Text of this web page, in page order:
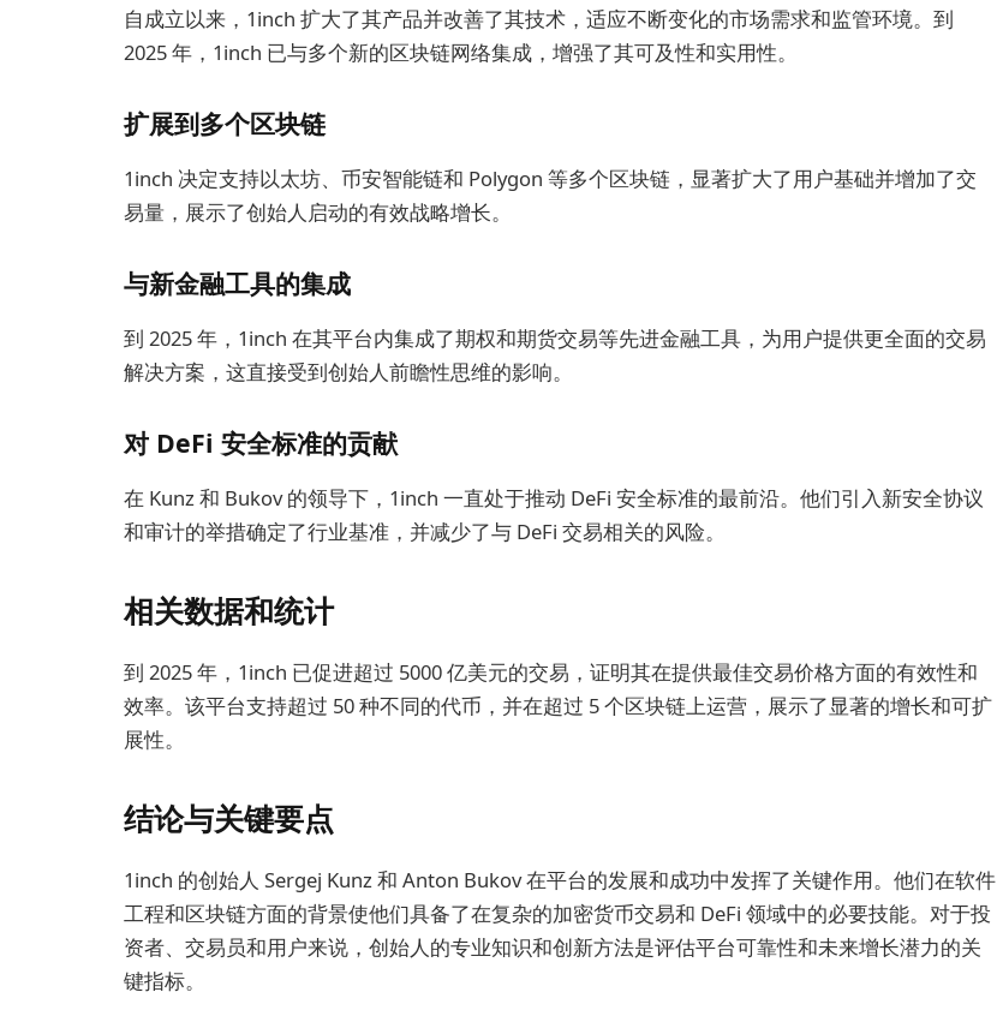
自成立以来，1inch 扩大了其产品并改善了其技术，适应不断变化的市场需求和监管环境。到
2025 年，1inch 已与多个新的区块链网络集成，增强了其可及性和实用性。
扩展到多个区块链
1inch 决定支持以太坊、币安智能链和 Polygon 等多个区块链，显著扩大了用户基础并增加了交
易量，展示了创始人启动的有效战略增长。
与新金融工具的集成
到 2025 年，1inch 在其平台内集成了期权和期货交易等先进金融工具，为用户提供更全面的交易
解决方案，这直接受到创始人前瞻性思维的影响。
对 DeFi 安全标准的贡献
在 Kunz 和 Bukov 的领导下，1inch 一直处于推动 DeFi 安全标准的最前沿。他们引入新安全协议
和审计的举措确定了行业基准，并减少了与 DeFi 交易相关的风险。
相关数据和统计
到 2025 年，1inch 已促进超过 5000 亿美元的交易，证明其在提供最佳交易价格方面的有效性和
效率。该平台支持超过 50 种不同的代币，并在超过 5 个区块链上运营，展示了显著的增长和可扩
展性。
结论与关键要点
1inch 的创始人 Sergej Kunz 和 Anton Bukov 在平台的发展和成功中发挥了关键作用。他们在软件
工程和区块链方面的背景使他们具备了在复杂的加密货币交易和 DeFi 领域中的必要技能。对于投
资者、交易员和用户来说，创始人的专业知识和创新方法是评估平台可靠性和未来增长潜力的关
键指标。